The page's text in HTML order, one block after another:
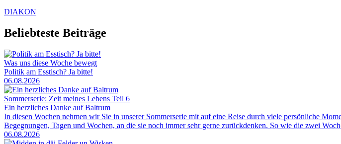
DIAKON
Beliebteste Beiträge
Was uns diese Woche bewegt
Politik am Esstisch? Ja bitte!
06.08.2026
Sommerserie: Zeit meines Lebens Teil 6
Ein herzliches Danke auf Baltrum
In diesen Wochen nehmen wir Sie in unserer Sommerserie mit auf eine Reise durch viele persönliche
Begegnungen, Tagen und Wochen, an die sie noch immer sehr gerne zurückdenken. So wie die zwei
06.08.2026